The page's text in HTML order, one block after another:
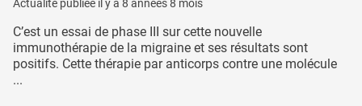
Actualité publiée il y a 8 années 8 mois
C’est un essai de phase III sur cette nouvelle
immunothérapie de la migraine et ses résultats sont
positifs. Cette thérapie par anticorps contre une molécule
...